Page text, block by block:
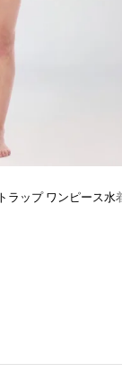
ラップ ワンピース水